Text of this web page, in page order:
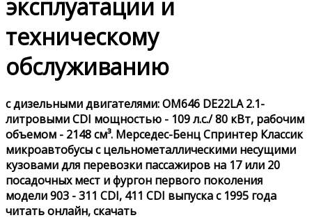
эксплуатации и
техническому
обслуживанию
с дизельными двигателями: OM646 DE22LA 2.1-
литровыми CDI мощностью - 109 л.с./ 80 кВт, рабочим
объемом - 2148 см³. Мерседес-Бенц Спринтер Классик
микроавтобусы с цельнометаллическими несущими
кузовами для перевозки пассажиров на 17 или 20
посадочных мест и фургон первого поколения
модели 903 - 311 CDI, 411 CDI выпуска с 1995 года
читать онлайн, скачать